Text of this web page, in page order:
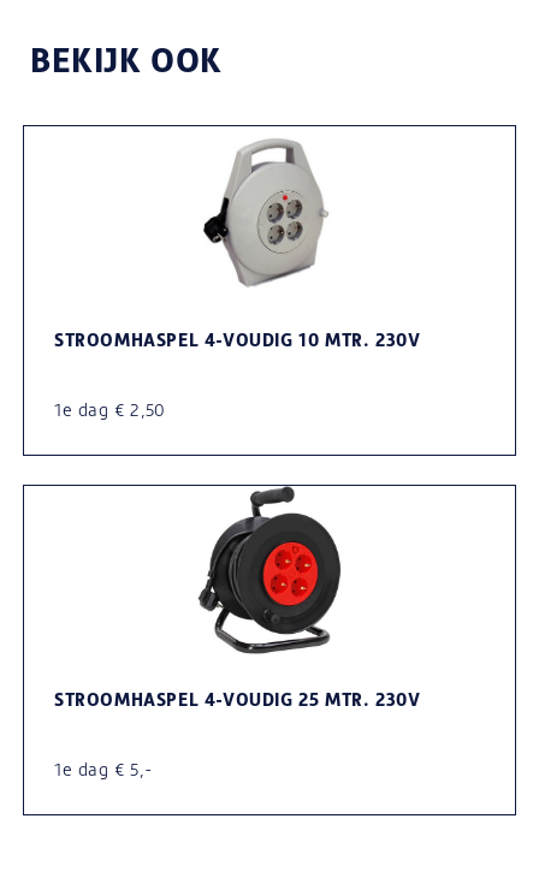
BEKIJK OOK
STROOMHASPEL 4-VOUDIG 10 MTR. 230V
1e dag € 2,50
STROOMHASPEL 4-VOUDIG 25 MTR. 230V
1e dag € 5,-